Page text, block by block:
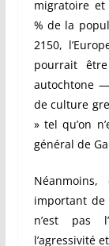
migratoire
% de la
2150,
pourrait
autochtone
de culture
» tel qu’on
général de
important de
n’est pas
l’agressivité